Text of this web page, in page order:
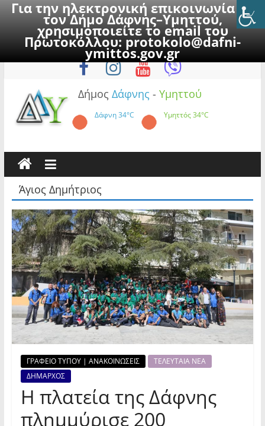
Για την ηλεκτρονική επικοινωνία με
τον Δήμο Δάφνης–Υμηττού,
χρησιμοποιείτε το email του
Πρωτοκόλλου:protokolo@dafni-
ymittos.gov.gr
to
Πέμπτη, 6 Αυγούστου 2026
Δήμος Δάφνης - Υμηττού
Δάφνη34°C Υμηττός34°C
Άγιος Δημήτριος
ΓΡΑΦΕΙΟ ΤΥΠΟΥ | ΑΝΑΚΟΙΝΩΣΕΙΣ
ΤΕΛΕΥΤΑΙΑ ΝΕΑ
ΔΗΜΑΡΧΟΣ
Η πλατεία της Δάφνης
πλημμύρισε 200